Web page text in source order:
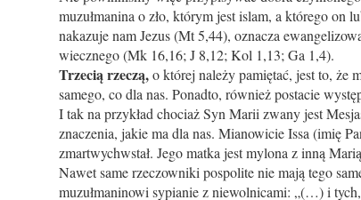
muzułmanina o zło, którym jest islam, a którego on
nakazuje nam Jezus (Mt 5,44), oznacza
wiecznego (Mk 16,16; J 8,12; Kol 1,13; Ga 1,4).
Trzecią rzeczą,o której należy pamiętać, jest to, że
samego, co dla nas. Ponadto, również postacie
I tak na przykład chociaż Syn Marii zwany jest
znaczenia, jakie ma dla nas. Mianowicie Issa (imię
zmartwychwstał. Jego matka jest mylona z inną
Nawet same rzeczowniki pospolite nie mają tego
muzułmaninowi sypianie z niewolnicami: „(…) i